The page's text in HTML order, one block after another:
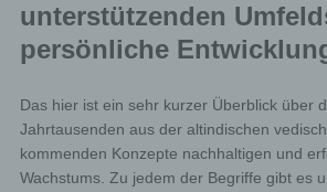
unterstützenden
persönliche
Das hier ist ein sehr kurzer Überblick über
Jahrtausenden aus der altindischen
kommenden Konzepte nachhaltigen und
Wachstums. Zu jedem der Begriffe gibt es